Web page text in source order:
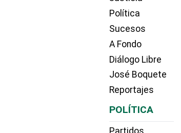
Política
Sucesos
A Fondo
Diálogo Libre
José Boquete
Reportajes
POLÍTICA
Partidos